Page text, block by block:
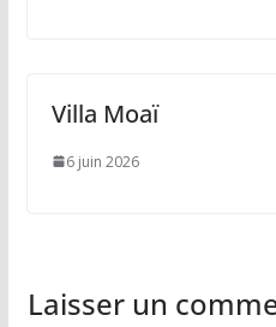
Villa Moaï
6 juin 2026
Laisser un